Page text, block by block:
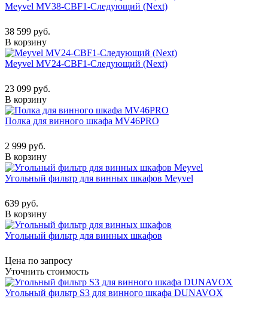
Meyvel MV38-CBF1-Следующий (Next)
38 599 руб.
В корзину
Meyvel MV24-CBF1-Следующий (Next)
23 099 руб.
В корзину
Полка для винного шкафа MV46PRO
2 999 руб.
В корзину
Угольный фильтр для винных шкафов Meyvel
639 руб.
В корзину
Угольный фильтр для винных шкафов
Цена по запросу
Уточнить стоимость
Угольный фильтр S3 для винного шкафа DUNAVOX